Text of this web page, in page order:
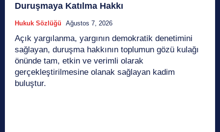
Duruşmaya Katılma Hakkı
Hukuk Sözlüğü Ağustos 7, 2026
Açık yargılanma, yargının demokratik denetimini
sağlayan, duruşma hakkının toplumun gözü kulağı
önünde tam, etkin ve verimli olarak
gerçekleştirilmesine olanak sağlayan kadim
buluştur.